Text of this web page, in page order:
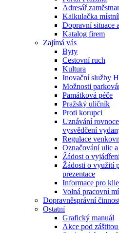
Adresář
Kalkulačka
Dopravní situace
Katalog firem
Zajímá vás
Byty
Cestovní ruch
Kultura
Inovační služby
Možnosti
Památková péče
Pražský uličník
Proti korupci
Uznávání
vysvědčení
Regulace
Označování ulic
Žádost o
Žádosti o využití
prezentace
Informace pro
Volná pracovní
Dopravněsprávní
Ostatní
Grafický manuál
Akce pod